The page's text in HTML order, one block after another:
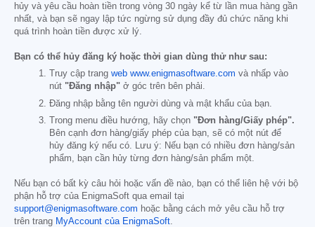
hủy và yêu cầu hoàn tiền trong vòng 30 ngày kể từ lần mua hàng gần
nhất, và bạn sẽ ngay lập tức ngừng sử dụng đầy đủ chức năng khi
quá trình hoàn tiền được xử lý.
Bạn có thể hủy đăng ký hoặc thời gian dùng thử như sau:
Truy cập trang web www.enigmasoftware.com và nhấp vào
nút "Đăng nhập" ở góc trên bên phải.
Đăng nhập bằng tên người dùng và mật khẩu của bạn.
Trong menu điều hướng, hãy chọn "Đơn hàng/Giấy phép".
Bên cạnh đơn hàng/giấy phép của bạn, sẽ có một nút để
hủy đăng ký nếu có. Lưu ý: Nếu bạn có nhiều đơn hàng/sản
phẩm, bạn cần hủy từng đơn hàng/sản phẩm một.
Nếu bạn có bất kỳ câu hỏi hoặc vấn đề nào, bạn có thể liên hệ với bộ
phận hỗ trợ của EnigmaSoft qua email tại
support@enigmasoftware.com hoặc bằng cách mở yêu cầu hỗ trợ
trên trang MyAccount của EnigmaSoft